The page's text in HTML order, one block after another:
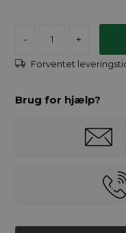
- +
Forventet
Brug for hjælp?